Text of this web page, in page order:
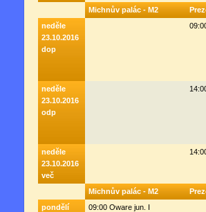
Michnův palác - M2
neděle
23.10.2016
dop
neděle
23.10.2016
odp
neděle
23.10.2016
več
Michnův palác - M2
pondělí
09:00 Oware jun. I